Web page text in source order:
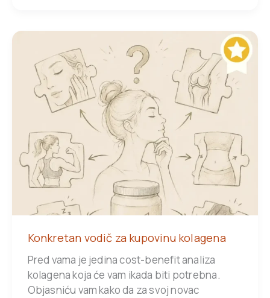
Konkretan vodič za kupovinu kolagena
Pred vama je jedina cost-benefit analiza
kolagena koja će vam ikada biti potrebna.
Objasniću vam kako da za svoj novac